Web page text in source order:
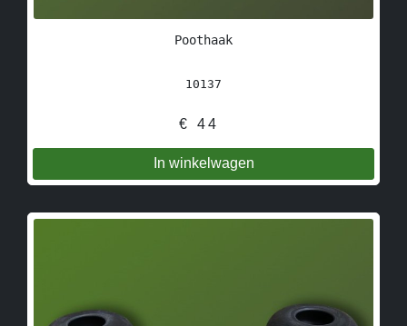
Poothaak
10137
€ 44